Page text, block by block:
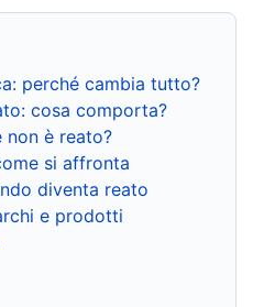
perché cambia tutto?
cosa comporta?
non è reato?
si affronta
diventa reato
e prodotti